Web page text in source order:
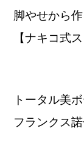
脚やせから
【ナキコ式
トータル美
フランクス